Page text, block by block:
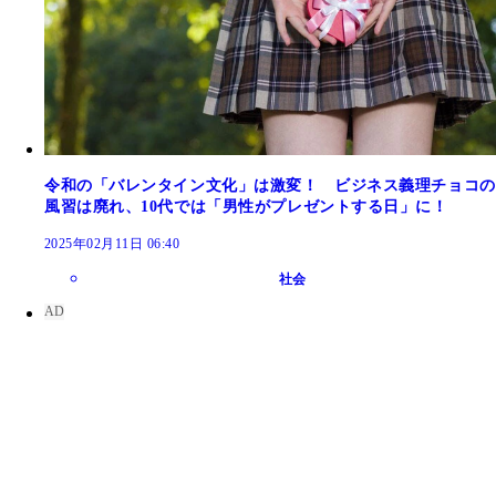
令和の「バレンタイン文化」は激変！ ビジネス義理チョコの
風習は廃れ、10代では「男性がプレゼントする日」に！
2025年02月11日 06:40
社会